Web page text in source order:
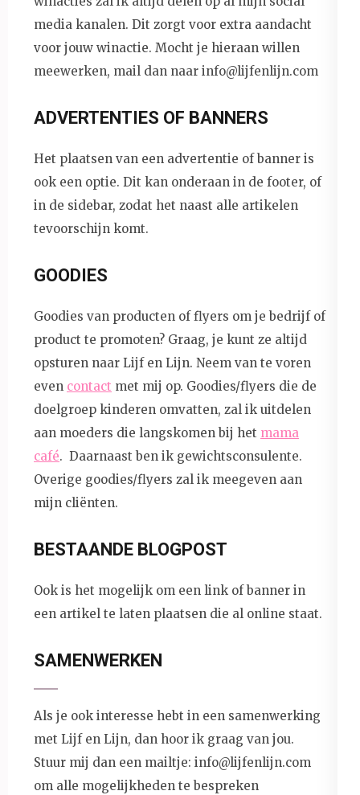
media kanalen. Dit zorgt voor extra aandacht
voor jouw winactie. Mocht je hieraan willen
meewerken, mail dan naar info@lijfenlijn.com
ADVERTENTIES OF BANNERS
Het plaatsen van een advertentie of banner is
ook een optie. Dit kan onderaan in de footer, of
in de sidebar, zodat het naast alle artikelen
tevoorschijn komt.
GOODIES
Goodies van producten of flyers om je bedrijf of
product te promoten? Graag, je kunt ze altijd
opsturen naar Lijf en Lijn. Neem van te voren
even contact met mij op. Goodies/flyers die de
doelgroep kinderen omvatten, zal ik uitdelen
aan moeders die langskomen bij het mama
café. Daarnaast ben ik gewichtsconsulente.
Overige goodies/flyers zal ik meegeven aan
mijn cliënten.
BESTAANDE BLOGPOST
Ook is het mogelijk om een link of banner in
een artikel te laten plaatsen die al online staat.
SAMENWERKEN
Als je ook interesse hebt in een samenwerking
met Lijf en Lijn, dan hoor ik graag van jou.
Stuur mij dan een mailtje: info@lijfenlijn.com
om alle mogelijkheden te bespreken